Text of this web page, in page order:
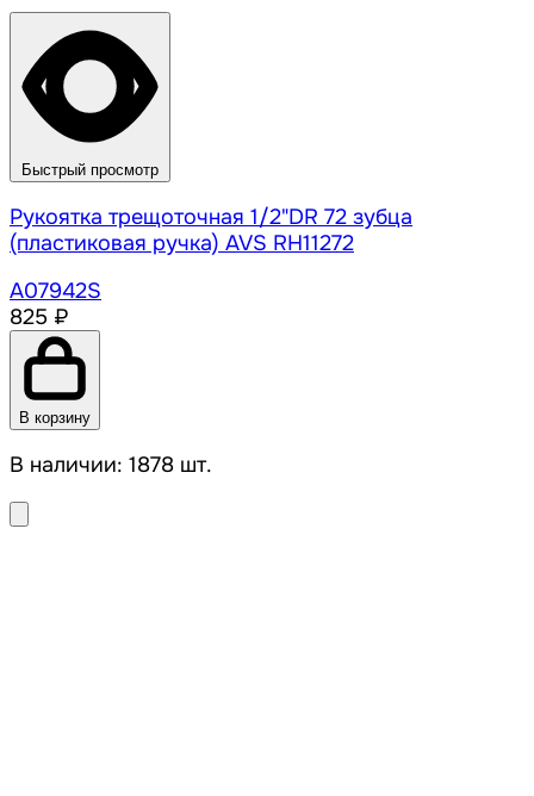
Быстрый просмотр
Рукоятка трещоточная 1/2"DR 72 зубца
(пластиковая ручка) AVS RH11272
A07942S
825 ₽
В корзину
В наличии: 1878 шт.